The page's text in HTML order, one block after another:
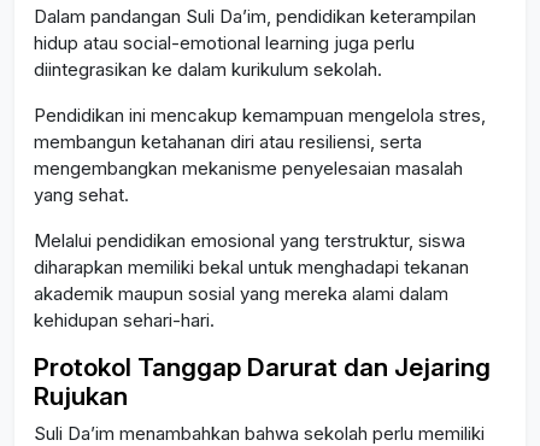
Dalam pandangan Suli Da’im, pendidikan keterampilan
hidup atau social-emotional learning juga perlu
diintegrasikan ke dalam kurikulum sekolah.
Pendidikan ini mencakup kemampuan mengelola stres,
membangun ketahanan diri atau resiliensi, serta
mengembangkan mekanisme penyelesaian masalah
yang sehat.
Melalui pendidikan emosional yang terstruktur, siswa
diharapkan memiliki bekal untuk menghadapi tekanan
akademik maupun sosial yang mereka alami dalam
kehidupan sehari-hari.
Protokol Tanggap Darurat dan Jejaring
Rujukan
Suli Da’im menambahkan bahwa sekolah perlu memiliki